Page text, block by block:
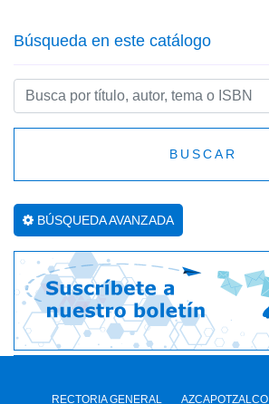
Búsqueda en este catálogo
BUSCAR
BÚSQUEDA AVANZADA
RECTORIA GENERAL AZCAPOTZALCO